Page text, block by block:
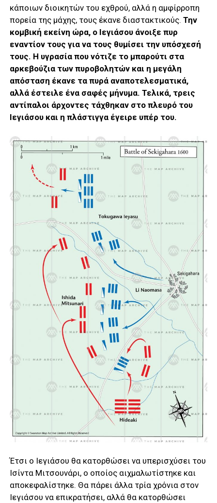
κάποιων διοικητών του εχθρού, αλλά η αμφίρροπη
πορεία της μάχης, τους έκανε διαστακτικούς. Την
κομβική εκείνη ώρα, ο Ιεγιάσου άνοιξε πυρ
εναντίον τους για να τους θυμίσει την υπόσχεσή
τους. Η υγρασία που νότιζε το μπαρούτι στα
αρκεβούζια των πυροβολητών και η μεγάλη
απόσταση έκανε τα πυρά αναποτελεσματικά,
αλλά έστειλε ένα σαφές μήνυμα. Τελικά, τρεις
αντίπαλοι άρχοντες τάχθηκαν στο πλευρό του
Ιεγιάσου και η πλάστιγγα έγειρε υπέρ του.
Έτσι ο Ιεγιάσου θα κατορθώσει να υπερισχύσει του
Ισίντα Μιτσουνάρι, ο οποίος αιχμαλωτίστηκε και
αποκεφαλίστηκε. Θα πάρει άλλα τρία χρόνια στον
Ιεγιάσου να επικρατήσει, αλλά θα κατορθώσει